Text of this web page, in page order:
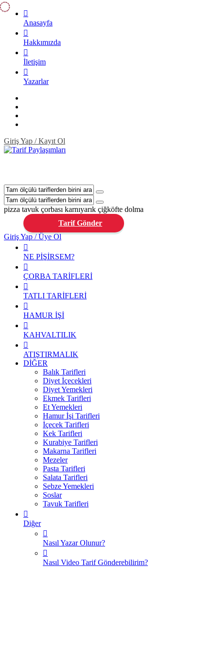
Anasayfa
Hakkımızda
İletişim
Yazarlar
Giriş Yap / Kayıt Ol
pizza tavuk çorbası karnıyarık çiğköfte dolma
Tarif Gönder
Giriş Yap / Üye Ol
NE PİŞİRSEM?
ÇORBA TARİFLERİ
TATLI TARİFLERİ
HAMUR İŞİ
KAHVALTILIK
ATIŞTIRMALIK
DİĞER
Balık Tarifleri
Diyet İçecekleri
Diyet Yemekleri
Ekmek Tarifleri
Et Yemekleri
Hamur İşi Tarifleri
İçecek Tarifleri
Kek Tarifleri
Kurabiye Tarifleri
Makarna Tarifleri
Mezeler
Pasta Tarifleri
Salata Tarifleri
Sebze Yemekleri
Soslar
Tavuk Tarifleri
Diğer
Nasıl Yazar Olunur?
Nasıl Video Tarif Gönderebilirim?